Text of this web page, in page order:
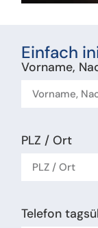
Einfach
Vorname,
PLZ / Ort
Telefon